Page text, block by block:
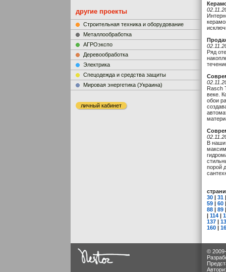
другие проекты
Строительная техника и оборудование
Металлообработка
АГРОэкспо
Деревообработка
Электрика
Cпецодежда и средства защиты
Мировая энергетика (Украина)
личный кабинет
Ряд
Rasch
веке.
обои
В наши
порой
30 | 31
59 | 60
88 | 89
| 114 |
137 |
160 |
©